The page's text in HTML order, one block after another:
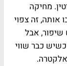
מחיקה
זה צפוי
שיפור, אבל
כבר שווי